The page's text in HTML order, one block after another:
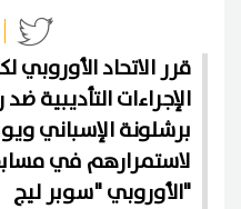
قرر الاتحاد الأوروبي
الإجراءات التأديبية
برشلونة الإسباني
لاستمرارهم في
الأوروبي "سوبر ليج"